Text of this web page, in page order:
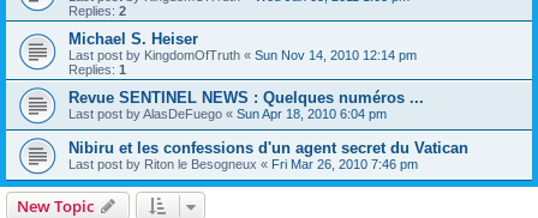
Replies: 2
Michael S. Heiser
Last post by KingdomOfTruth « Sun Nov 14, 2010 12:14 pm
Replies: 1
Revue SENTINEL NEWS : Quelques numéros ...
Last post byAlasDeFuego « Sun Apr 18, 2010 6:04 pm
Nibiru et les confessions d'un agent secret du Vatican
Last post by Riton le Besogneux « Fri Mar 26, 2010 7:46 pm
New Topic